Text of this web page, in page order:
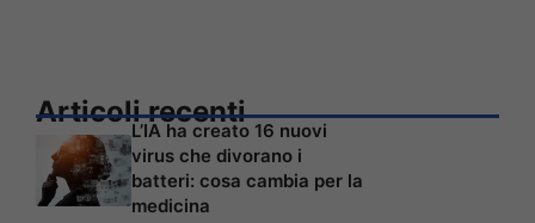
Articoli recenti
L’IA ha creato 16 nuovi
virus che divorano i
batteri: cosa cambia per la
medicina